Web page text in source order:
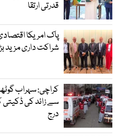
قدرتی ارتقا
پاک امریکا
شراکت داری مزید
درج